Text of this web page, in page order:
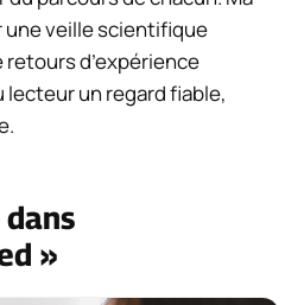
une veille scientifique
d’expérience
un regard fiable,
»